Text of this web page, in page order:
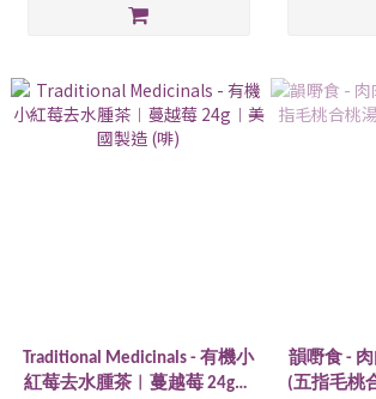
Traditional Medicinals - 有機小
紅莓去水腫茶︱蔓越莓 24g︱
韻嘢食 -
(五指毛桃